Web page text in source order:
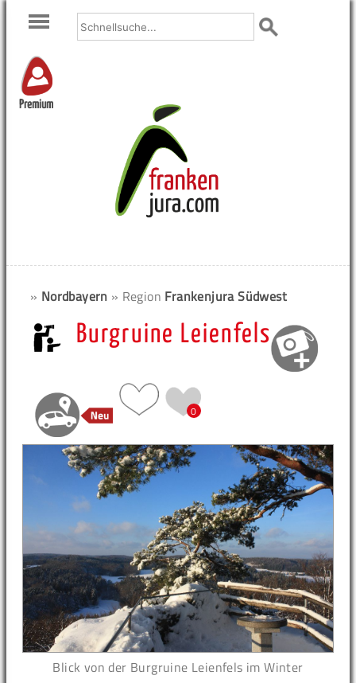
Premium
» Nordbayern » Region Frankenjura Südwest
Burgruine Leienfels
0
Blick von der Burgruine Leienfels im Winter